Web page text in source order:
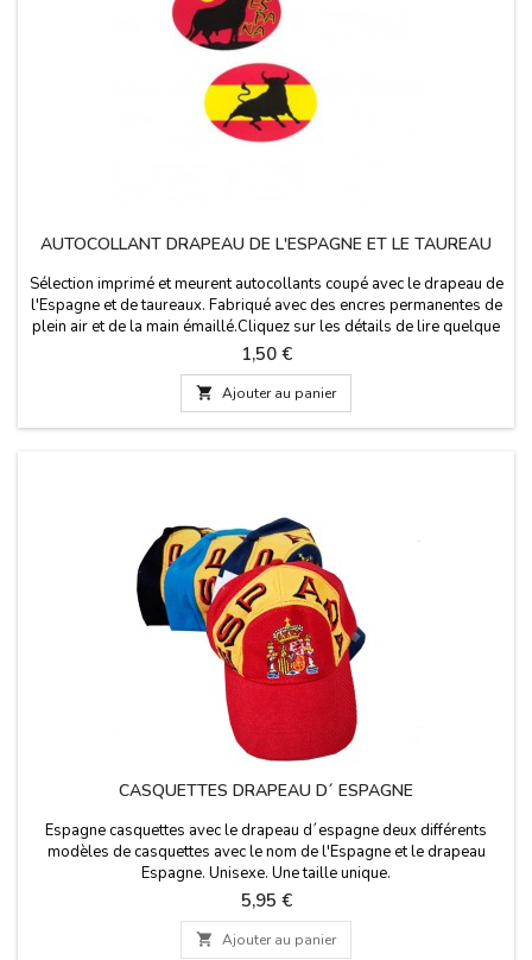
AUTOCOLLANT DRAPEAU DE L'ESPAGNE ET LE TAUREAU
Sélection imprimé et meurent autocollants coupé avec le drapeau de
l'Espagne et de taureaux. Fabriqué avec des encres permanentes de
plein air et de la main émaillé.Cliquez sur les détails de lire quelque
chose d'important.
Prix
1,50 €
 Ajouter au panier
CASQUETTES DRAPEAU D´ ESPAGNE
Espagne casquettes avec le drapeau d´espagne deux différents
modèles de casquettes avec le nom de l'Espagne et le drapeau
Espagne. Unisexe. Une taille unique.
Prix
5,95 €
 Ajouter au panier